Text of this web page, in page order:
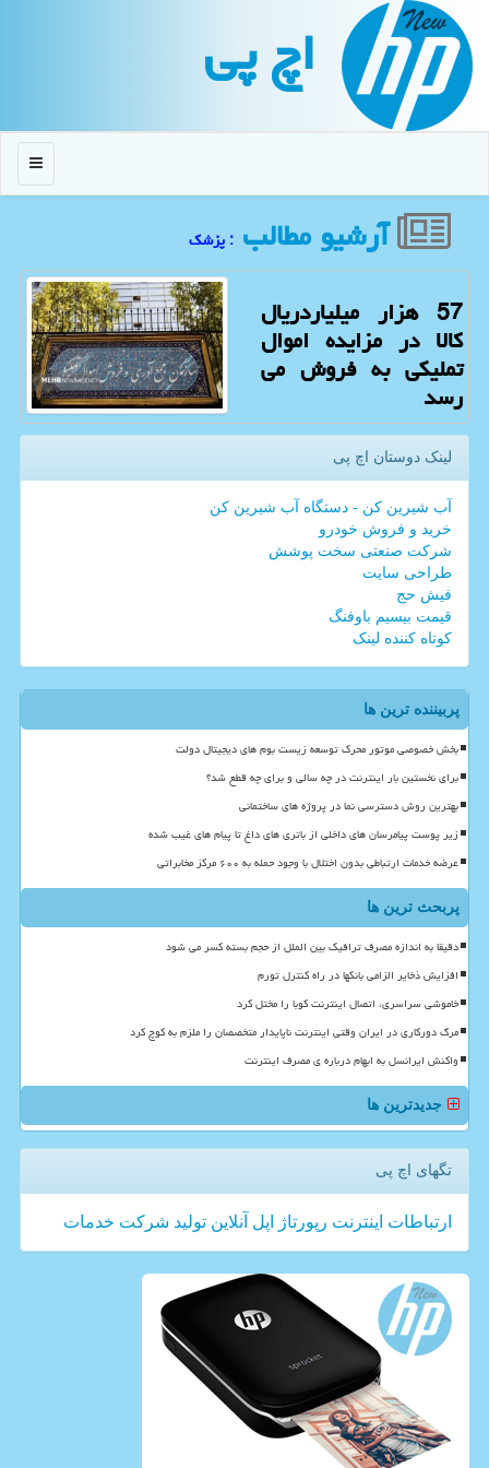
اچ پی
منو
آرشیو مطالب : پزشك
57 هزار میلیاردریال
کالا در مزایده اموال
تملیکی به فروش می
رسد
لینک دوستان اچ پی
آب شیرین کن - دستگاه آب شیرین کن
خرید و فروش خودرو
شرکت صنعتی سخت پوشش
طراحی سایت
فیش حج
قیمت بیسیم باوفنگ
کوتاه کننده لینک
پربیننده ترین ها
بخش خصوصی موتور محرک توسعه زیست بوم های دیجیتال دولت
برای نخستین بار اینترنت در چه سالی و برای چه قطع شد؟
بهترین روش دسترسی نما در پروژه های ساختمانی
زیر پوست پیامرسان های داخلی از باتری های داغ تا پیام های غیب شده
عرضه خدمات ارتباطی بدون اختلال با وجود حمله به ۶۰۰ مرکز مخابراتی
پربحث ترین ها
دقیقا به اندازه مصرف ترافیک بین الملل از حجم بسته کسر می شود
افزایش ذخایر الزامی بانکها در راه کنترل تورم
خاموشی سراسری، اتصال اینترنت کوبا را مختل کرد
مرگ دورکاری در ایران وقتی اینترنت ناپایدار متخصصان را ملزم به کوچ کرد
واکنش ایرانسل به ابهام درباره ی مصرف اینترنت
جدیدترین ها
تگهای اچ پی
ارتباطات اینترنت رپورتاژ اپل آنلاین تولید شركت خدمات